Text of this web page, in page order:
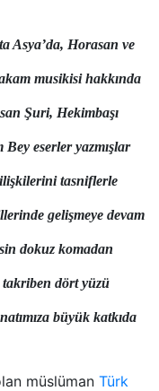
Asya’da, Horasan ve
musikisi hakkında
Şuri, Hekimbaşı
Bey eserler yazmışlar
tasniflerle
gelişmeye devam
dokuz komadan
takriben dört yüzü
büyük katkıda
müslüman Türk